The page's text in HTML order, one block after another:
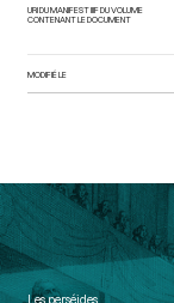
URI DU MANIFEST IIIF DU VOLUME
CONTENANT LE DOCUMENT
MODIFIÉ LE
Les perséides